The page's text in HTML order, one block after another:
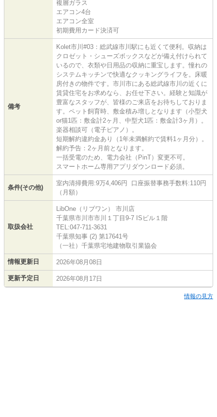
複層ガラス
エアコン4台
エアコン全室
初期費用カード決済可
備考
Kolet市川#03：総武線市川駅にも近くて便利。収納は
クロゼット・シューズボックスなどが備え付けられて
いるので、衣類や日用品の収納に重宝します。憧れの
システムキッチンで快適なクッキングライフを。床暖
房付きの物件です。市川市にある総武線市川の近くに
賃貸住宅をお求めなら、お任せ下さい。経験と知識が
豊富なスタッフが、皆様のご来店をお待ちしておりま
す。ペット飼育時、敷金積み増しとなります（小型犬
or猫1匹：敷金計2ヶ月、中型犬1匹：敷金計3ヶ月）。
楽器相談可（電子ピアノ）。
短期解約違約金あり（1年未満解約で賃料1ヶ月分）。
解約予告：2ヶ月前となります。
一括受電のため、電力会社（PinT）変更不可。
スマートホーム専用アプリダウンロード必須。
条件(その他)
室内清掃費用:9万4,406円 口座振替事務手数料:110円
（月額）
取扱会社
LibOne（リブワン） 市川店
千葉県市川市市川１丁目9-7 ISビル１階
TEL:047-711-3631
千葉県知事 (2) 第17641号
（一社）千葉県宅地建物取引業協会
情報更新日 2026年08月08日
更新予定日 2026年08月17日
情報の見方